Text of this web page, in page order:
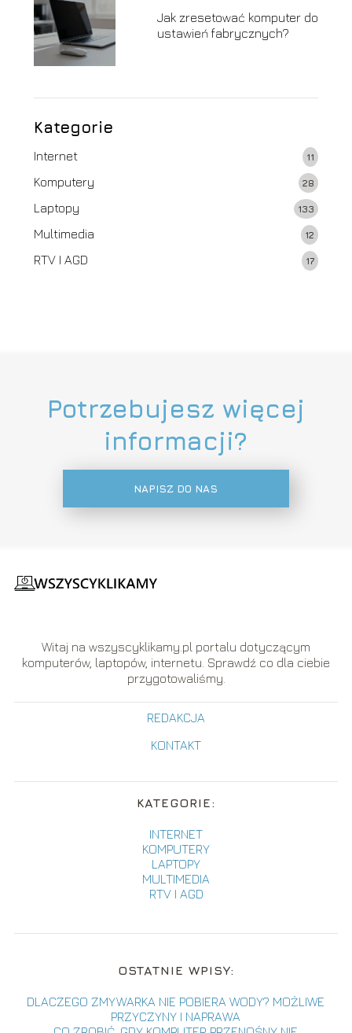
Jak zresetować komputer do
ustawień fabrycznych?
Kategorie
Internet 11
Komputery 28
Laptopy 133
Multimedia 12
RTV I AGD 17
Potrzebujesz więcej
informacji?
NAPISZ DO NAS
Witaj na wszyscyklikamy.pl portalu dotyczącym
komputerów, laptopów, internetu. Sprawdź co dla ciebie
przygotowaliśmy.
REDAKCJA
KONTAKT
KATEGORIE:
INTERNET
KOMPUTERY
LAPTOPY
MULTIMEDIA
RTV I AGD
OSTATNIE WPISY:
DLACZEGO ZMYWARKA NIE POBIERA WODY? MOŻLIWE
PRZYCZYNY I NAPRAWA